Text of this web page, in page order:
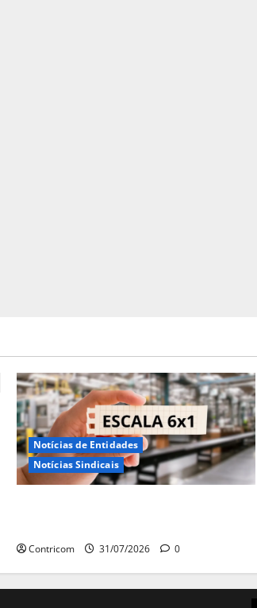
Notícias de Entidades
Notícias Sindicais
Contricom 31/07/2026 0